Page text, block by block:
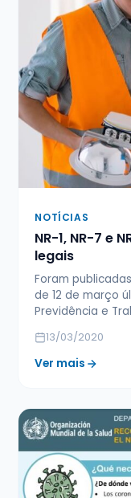
NOTÍCIAS
NR-1, NR-7 e
legais
Foram
de 12 de março
Previdência e
13/03/2020
Ver mais